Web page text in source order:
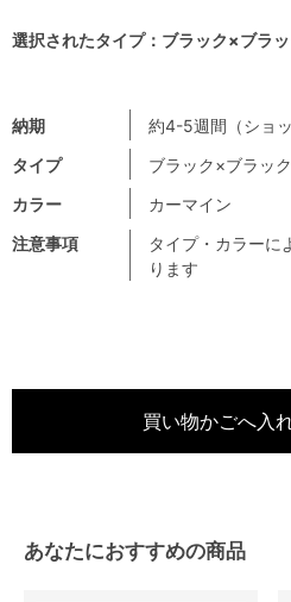
注意事項
タイプ・カラーに
ります
納期
約4-5週間（ショ
タイプ
ブラック×ブラッ
カラー
カーマイン
選択されたタイプ：ブラック×ブラ
あなたにおすすめの商品